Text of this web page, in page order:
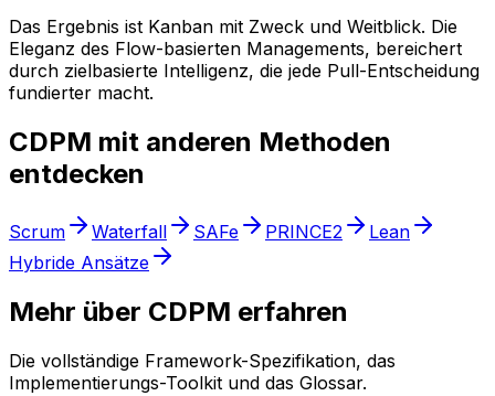
Das Ergebnis ist Kanban mit Zweck und Weitblick. Die
Eleganz des Flow-basierten Managements, bereichert
durch zielbasierte Intelligenz, die jede Pull-Entscheidung
fundierter macht.
CDPM mit anderen Methoden
entdecken
Scrum Waterfall SAFe PRINCE2
Lean
Hybride Ansätze
Mehr über CDPM erfahren
Die vollständige Framework-Spezifikation, das
Implementierungs-Toolkit und das Glossar.